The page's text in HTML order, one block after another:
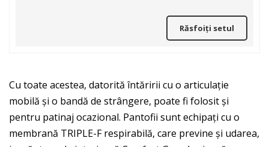
Răsfoiți setul
Cu toate acestea, datorită întăririi cu o articulație
mobilă și o bandă de strângere, poate fi folosit și
pentru patinaj ocazional. Pantofii sunt echipați cu o
membrană TRIPLE-F respirabilă, care previne și udarea,